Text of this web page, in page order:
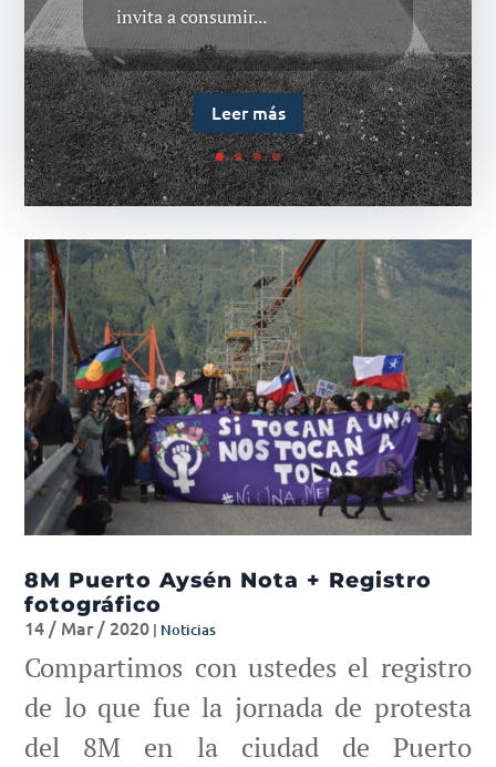
invita a consumir...
Leer más
encontraban mujeres,
disidencias y...
8M Puerto Aysén Nota + Registro
fotográfico
14 / Mar / 2020 | Noticias
Compartimos con ustedes el registro
de lo que fue la jornada de protesta
del 8M en la ciudad de Puerto